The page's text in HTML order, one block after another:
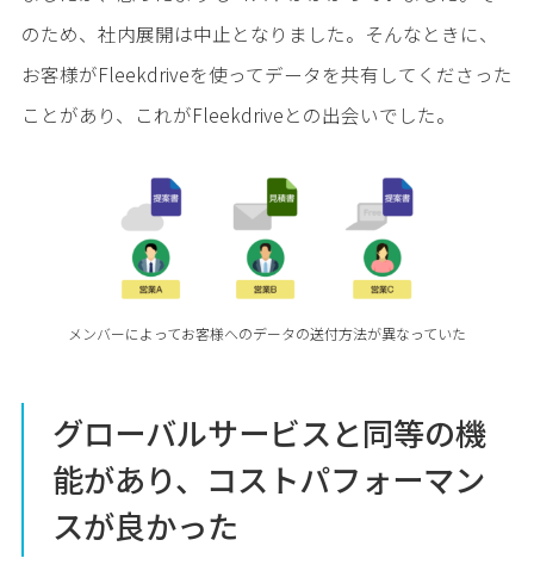
のため、社内展開は中止となりました。そんなときに、
お客様がFleekdriveを使ってデータを共有してくださった
ことがあり、これがFleekdriveとの出会いでした。
メンバーによってお客様へのデータの送付方法が異なっていた
グローバルサービスと同等の機
能があり、コストパフォーマン
スが良かった